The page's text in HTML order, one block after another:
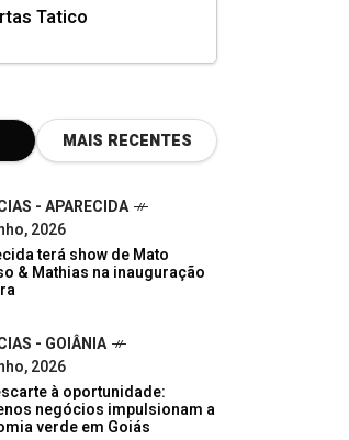
Tatico
MAIS RECENTES
- APARECIDA
2026
terá show de Mato
& Mathias na inauguração
- GOIÂNIA
2026
à oportunidade:
negócios impulsionam a
verde em Goiás